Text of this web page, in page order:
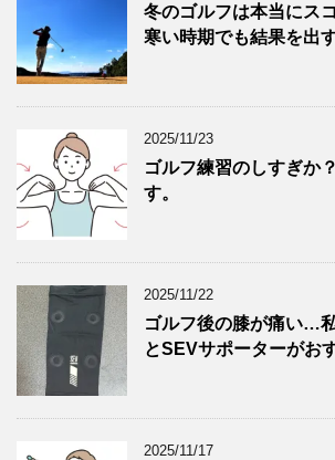
冬のゴルフは本当にス
寒い時期でも結果を出
2025/11/23
ゴルフ練習のしすぎか
す。
2025/11/22
ゴルフ後の膝が痛い…
とSEVサポーターがお
2025/11/17